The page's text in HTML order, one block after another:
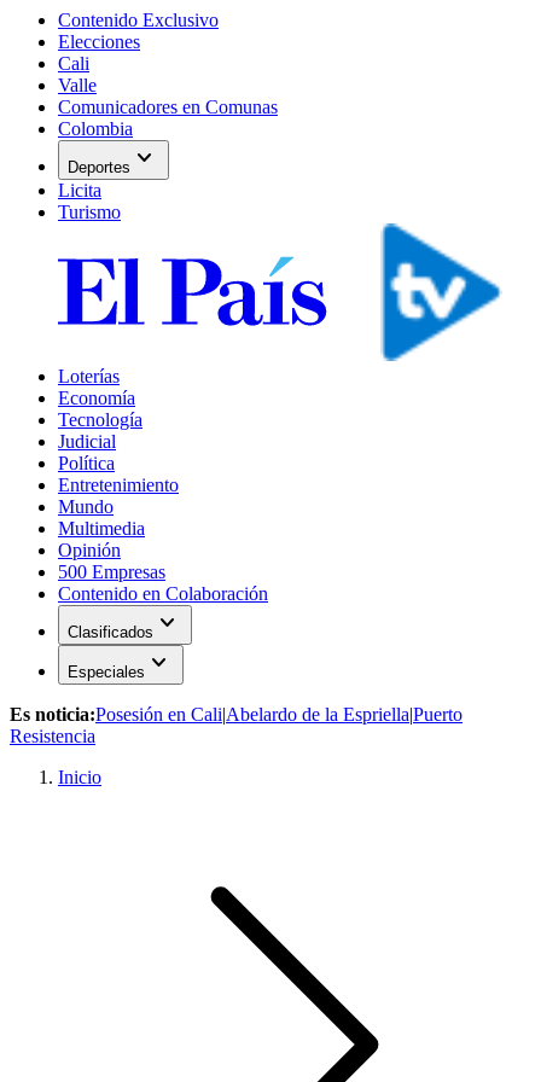
Contenido Exclusivo
Elecciones
Cali
Valle
Comunicadores en Comunas
Colombia
Deportes expand_more
Licita
Turismo
Loterías
Economía
Tecnología
Judicial
Política
Entretenimiento
Mundo
Multimedia
Opinión
500 Empresas
Contenido en Colaboración
Clasificados expand_more
Especiales expand_more
Es noticia:Posesión en Cali|Abelardo de la Espriella|Puerto
Resistencia
Inicio